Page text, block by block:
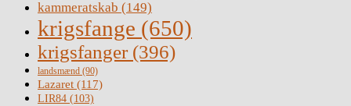
kammeratskab (149)
krigsfange (650)
krigsfanger (396)
landsmænd (90)
Lazaret (117)
LIR84 (103)